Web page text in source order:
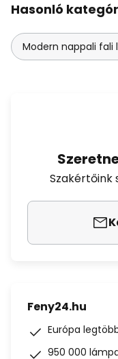
Hasonló
Modern nappali fali
Szakértőink
Feny24.hu
Európa
950 000